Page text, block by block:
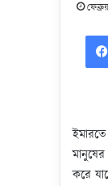
করে